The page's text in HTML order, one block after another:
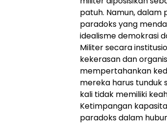
patuh. Namun, dalam
paradoks yang
idealisme demokrasi
Militer secara
kekerasan dan
mempertahankan
mereka harus tunduk
kali tidak memiliki
Ketimpangan
paradoks dalam